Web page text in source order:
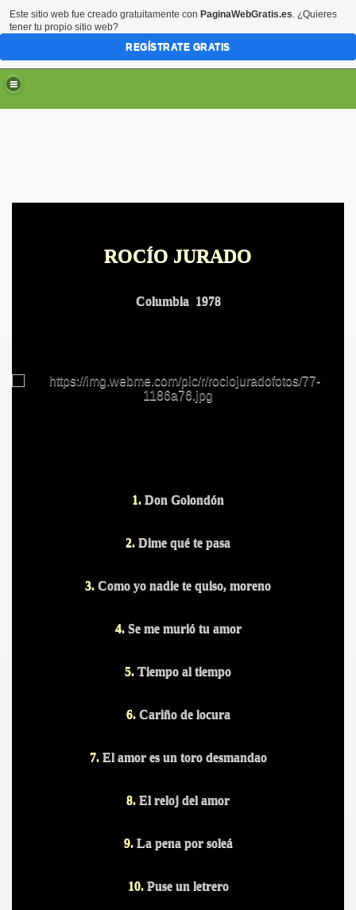
ROCÍO JURADO
Columbia 1978
1. Don Golondón
2. Dime qué te pasa
3. Como yo nadie te quiso, moreno
4.Se me murió tu amor
5. Tiempo al tiempo
6. Cariño de locura
7. El amor es un toro desmandao
8. El reloj del amor
9. La pena por soleá
10.Puse un letrero
Este sitio web fue creado gratuitamente con PaginaWebGratis.es. ¿Quieres
tener tu propio sitio web?
REGÍSTRATE GRATIS